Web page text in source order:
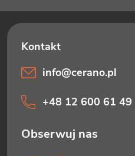
info@cerano.pl
+48 12 600 61 49